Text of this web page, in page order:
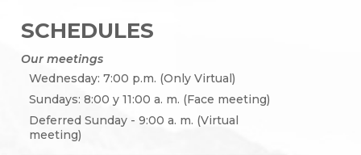
SCHEDULES
Our meetings
Wednesday: 7:00 p.m. (Only Virtual)
Sundays: 8:00 y 11:00 a. m. (Face meeting)
Deferred Sunday - 9:00 a. m. (Virtual
meeting)